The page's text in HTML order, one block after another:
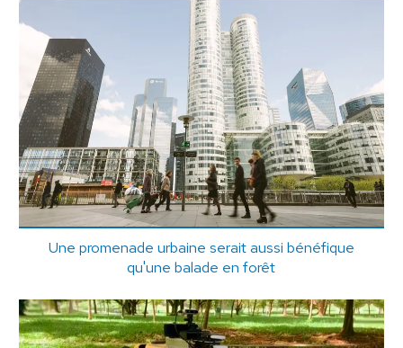
Une promenade urbaine serait aussi bénéfique
qu'une balade en forêt